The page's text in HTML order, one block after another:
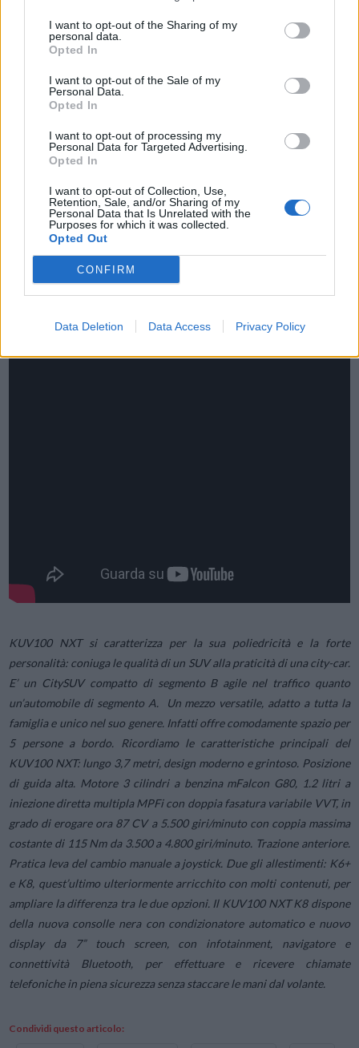
I want to opt-out of the Sharing of my
personal data.
Opted In
I want to opt-out of the Sale of my
Personal Data.
Opted In
I want to opt-out of processing my
Personal Data for Targeted Advertising.
Opted In
I want to opt-out of Collection, Use,
Retention, Sale, and/or Sharing of my
Personal Data that Is Unrelated with the
Purposes for which it was collected.
Opted Out
CONFIRM
Data Deletion Data Access Privacy Policy
Pertanto anche nel 2021 Mahindra continuerà ad investire sul
KUV100 NXTcome modello di punta, con aggiornamenti di prodotto
al 30 aprile, le attuali campagne promozionali “Formula Vantaggi
Mahindra” e “Simply Buy Mahindra”, solo per veicoli in stock
MAHINDRA KUV100 NXT: highlights
KUV100 NXT si caratterizza per la sua poliedricità e la forte
personalità: coniuga le qualità di un SUV alla praticità di una city-car.
E’ un CitySUV compatto di segmento B agile nel traffico quanto
un’automobile di segmento A. Un mezzo versatile, adatto a tutta la
famiglia e unico nel suo genere. Infatti offre comodamente spazio per
5 persone a bordo. Ricordiamo le caratteristiche principali del
KUV100 NXT: lungo 3,7 metri, design moderno e grintoso. Posizione
di guida alta. Motore 3 cilindri a benzina mFalcon G80, 1.2 litri a
iniezione diretta multipla MPFi con doppia fasatura variabile VVT, in
grado di erogare ora 87 CV a 5.500 giri/minuto con coppia massima
costante di 115 Nm da 3.500 a 4.800 giri/minuto. Trazione anteriore.
Pratica leva del cambio manuale a joystick. Due gli allestimenti: K6+
e K8, quest’ultimo ulteriormente arricchito con molti contenuti, per
ampliare la differenza tra le due opzioni. Il KUV100 NXT K8 dispone
della nuova consolle nera con condizionatore automatico e nuovo
display da 7” touch screen, con infotainment, navigatore e
connettività Bluetooth, per effettuare e ricevere chiamate
telefoniche in piena sicurezza senza staccare le mani dal volante.
Condividi questo articolo: